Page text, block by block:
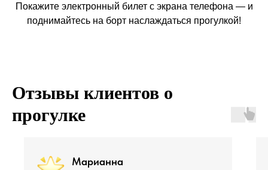
Покажите электронный билет с экрана телефона — и
поднимайтесь на борт наслаждаться прогулкой!
Отзывы клиентов о
прогулке
Марианна